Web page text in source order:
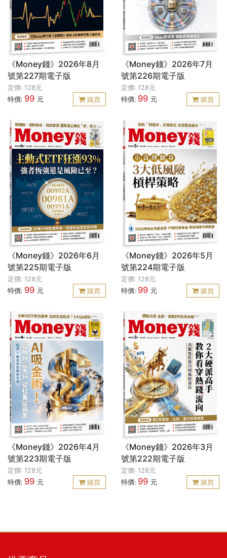
《Money錢》2026年8月
號第227期電子版
定價: 128元
特價: 99 元 購買
《Money錢》2026年7月
號第226期電子版
定價: 128元
特價: 99 元 購買
《Money錢》2026年6月
號第225期電子版
定價: 128元
特價: 99 元 購買
《Money錢》2026年5月
號第224期電子版
定價: 128元
特價: 99 元 購買
《Money錢》2026年4月
號第223期電子版
定價: 128元
特價: 99 元 購買
《Money錢》2026年3月
號第222期電子版
定價: 128元
特價: 99 元 購買